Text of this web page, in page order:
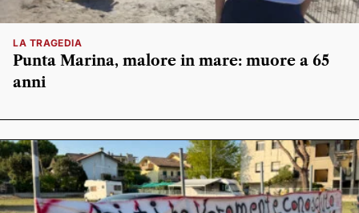
LA TRAGEDIA
Punta Marina, malore in mare: muore a 65
anni